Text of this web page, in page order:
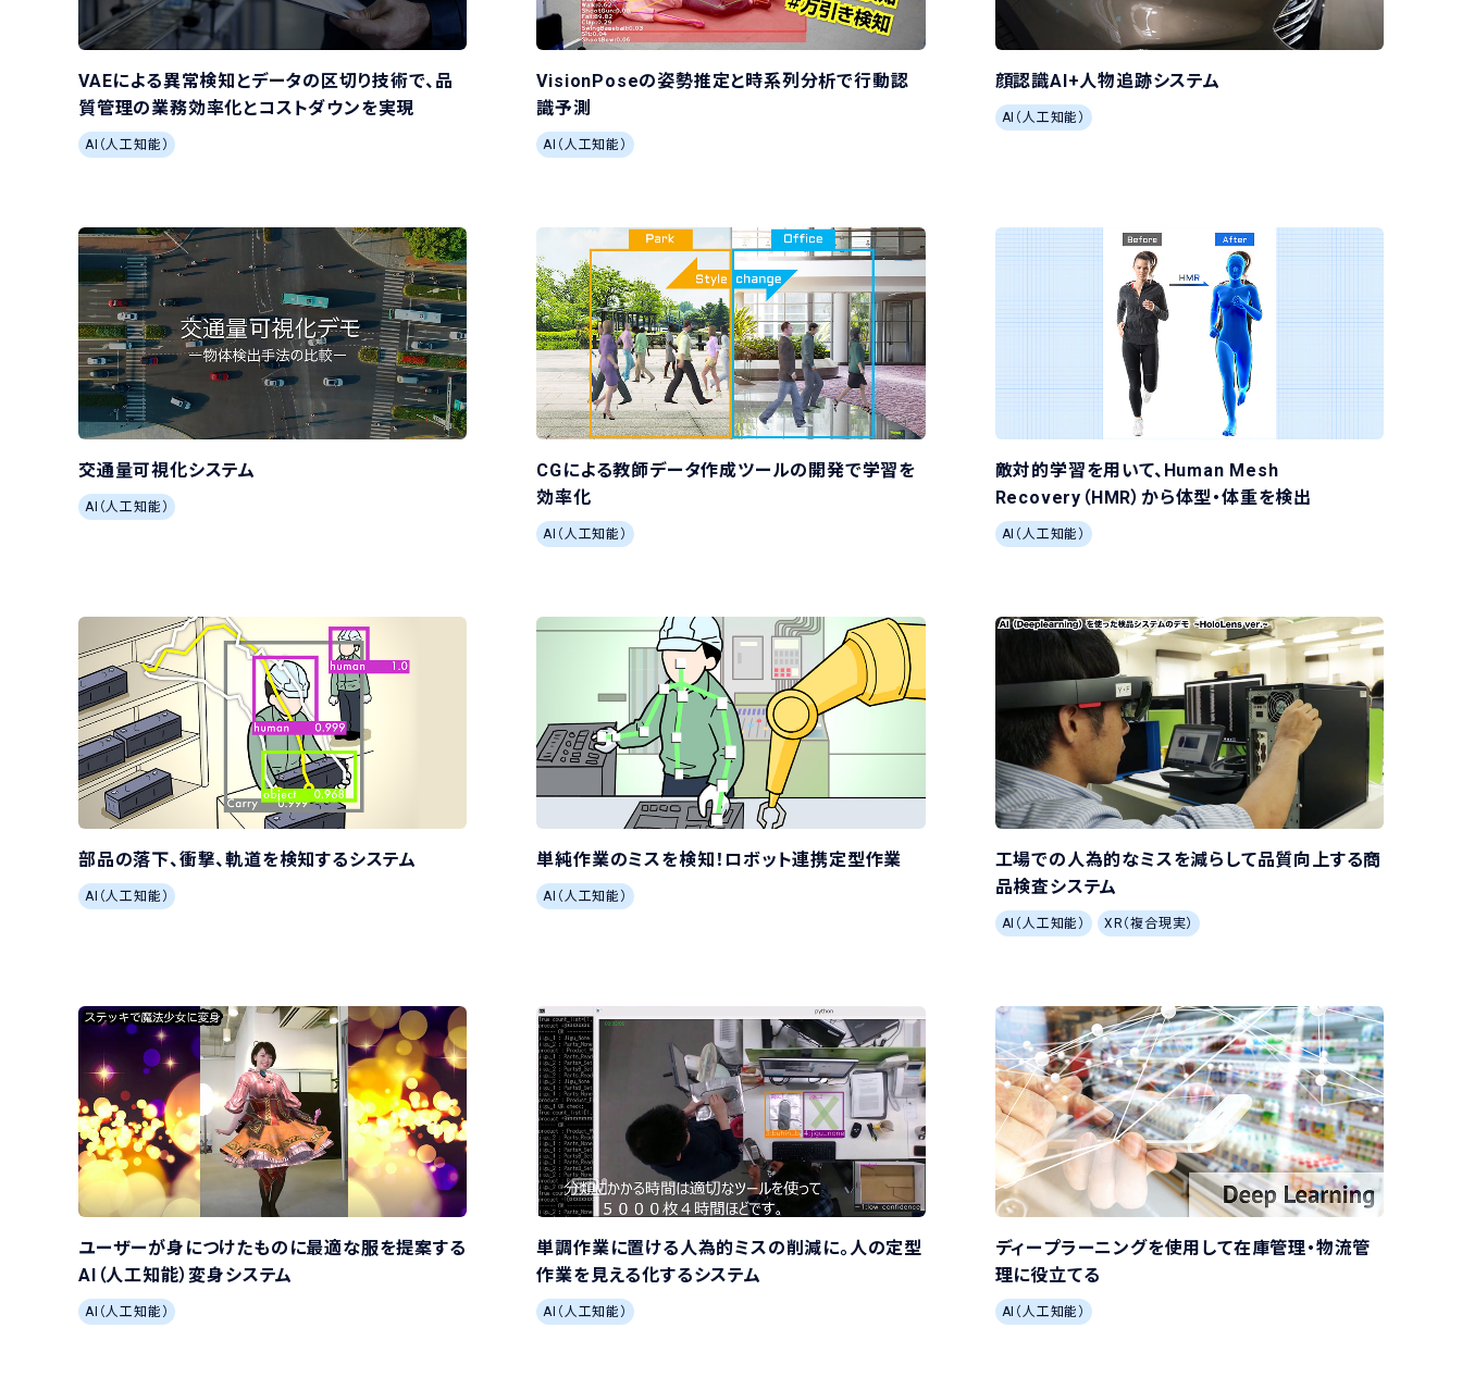
VAEによる異常検知とデータの区切り技術で、品
質管理の業務効率化とコストダウンを実現
AI（人工知能）
VisionPoseの姿勢推定と時系列分析で行動認
識予測
AI（人工知能）
顔認識AI+人物追跡システム
AI（人工知能）
交通量可視化システム
AI（人工知能）
CGによる教師データ作成ツールの開発で学習を
効率化
AI（人工知能）
敵対的学習を用いて、Human Mesh
Recovery（HMR）から体型・体重を検出
AI（人工知能）
部品の落下、衝撃、軌道を検知するシステム
AI（人工知能）
単純作業のミスを検知！ロボット連携定型作業
AI（人工知能）
工場での人為的なミスを減らして品質向上する商
品検査システム
AI（人工知能） XR（複合現実）
ユーザーが身につけたものに最適な服を提案する
AI（人工知能）変身システム
AI（人工知能）
単調作業に置ける人為的ミスの削減に。人の定型
作業を見える化するシステム
AI（人工知能）
ディープラーニングを使用して在庫管理・物流管
理に役立てる
AI（人工知能）